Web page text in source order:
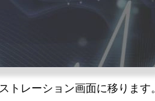
レーション画面に移ります。